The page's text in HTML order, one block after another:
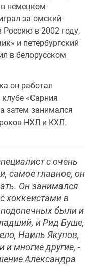
немецком
за омский
Россию в 2002 году,
и петербургский
в белорусском
он работал
«Сарния
затем занимался
НХЛ и КХЛ.
с очень
самое главное, он
Он занимался
хоккеистами в
подопечных были и
и Рид Буше,
Наиль Якупов,
многие другие, -
Александра